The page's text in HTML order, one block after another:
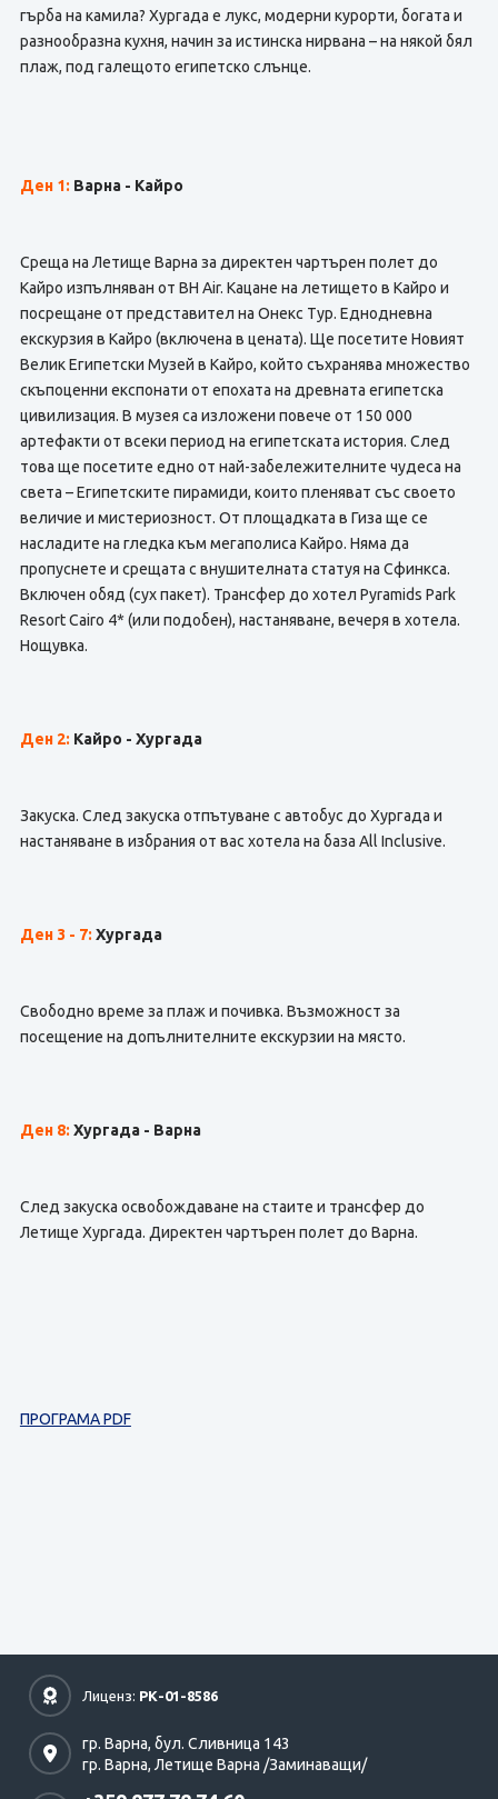
гърба на камила? Хургада е лукс, модерни курорти, богата и
разнообразна кухня, начин за истинска нирвана – на някой бял
плаж, под галещото египетско слънце.
Ден 1: Варна - Кайро
Среща на Летище Варна за директен чартърен полет до
Кайро изпълняван от BH Air. Кацане на летището в Кайро и
посрещане от представител на Онекс Тур. Еднодневна
екскурзия в Кайро (включена в цената). Ще посетите Новият
Велик Египетски Музей в Кайро, който съхранява множество
скъпоценни експонати от епохата на древната египетска
цивилизация. В музея са изложени повече от 150 000
артефакти от всеки период на египетската история. След
това ще посетите едно от най-забележителните чудеса на
света – Египетските пирамиди, които пленяват със своето
величие и мистериозност. От площадката в Гиза ще се
насладите на гледка към мегаполиса Кайро. Няма да
пропуснете и срещата с внушителната статуя на Сфинкса.
Включен обяд (сух пакет). Трансфер до хотел Pyramids Park
Resort Cairo 4* (или подобен), настаняване, вечеря в хотела.
Нощувка.
Ден 2: Кайро - Хургада
Закуска. След закуска отпътуване с автобус до Хургада и
настаняване в избрания от вас хотела на база All Inclusive.
Ден 3 - 7: Хургада
Свободно време за плаж и почивка. Възможност за
посещение на допълнителните екскурзии на място.
Ден 8: Хургада - Варна
След закуска освобождаване на стаите и трансфер до
Летище Хургада. Директен чартърен полет до Варна.
ПРОГРАМА PDF
Лиценз: РК-01-8586
гр. Варна, бул. Сливница 143
гр. Варна, Летище Варна /Заминаващи/